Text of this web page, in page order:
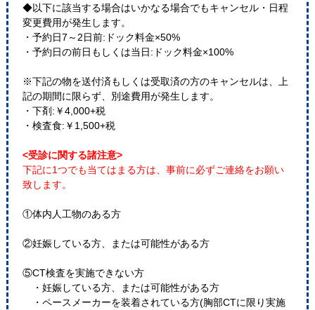
◆以下に該当する場合はいかなる場合でもキャンセル・日程
変更費用が発生します。
・予約日7～2日前:ドック料金×50%
・予約日の前日もしくは当日:ドック料金×100%
※下記の物を送付済もしくは受取済の方のキャンセルは、上
記の期間に限らず、別途費用が発生します。
・下剤:￥4,000+税
・検査食:￥1,500+税
<受診に関する諸注意>
下記に1つでも当てはまる方は、事前に必ずご連絡をお願い
致します。
①体内人工物のある方
②妊娠している方、または可能性がある方
⑤CT検査を実施できない方
・妊娠している方、または可能性がある方
・ペースメーカーを装着されている方(胸部CTに限り実施